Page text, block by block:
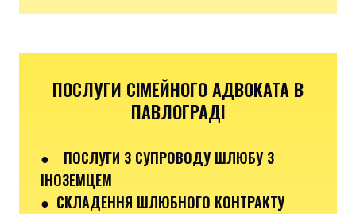
ПОСЛУГИ СІМЕЙНОГО АДВОКАТА В
ПАВЛОГРАДІ
●
ПОСЛУГИ З СУПРОВОДУ ШЛЮБУ З
ІНОЗЕМЦЕМ
● СКЛАДЕННЯ ШЛЮБНОГО КОНТРАКТУ